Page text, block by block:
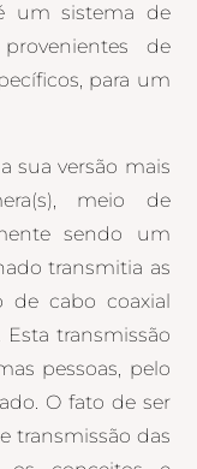
um sistema de
de
para um
sua versão mais
meio de
sendo um
transmitia as
de cabo coaxial
Esta transmissão
pessoas, pelo
O fato de ser
transmissão das